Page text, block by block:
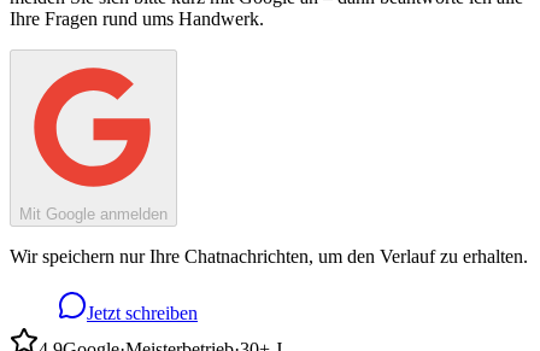
Ihre Fragen rund ums Handwerk.
Mit Google anmelden
Wir speichern nur Ihre Chatnachrichten, um den Verlauf zu erhalten.
Jetzt schreiben